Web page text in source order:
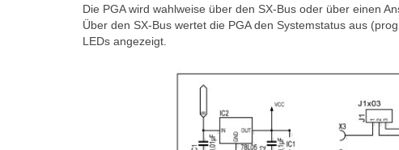
Die PGA wird wahlweise über den SX-Bus oder über einen
Über den SX-Bus wertet die PGA den Systemstatus aus
LEDs angezeigt.